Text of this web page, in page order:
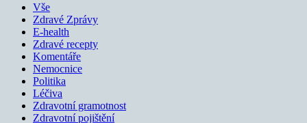
Vše
Zdravé Zprávy
E-health
Zdravé recepty
Komentáře
Nemocnice
Politika
Léčiva
Zdravotní gramotnost
Zdravotní pojištění